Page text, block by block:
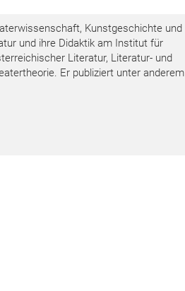
Kunstgeschichte und
und ihre Didaktik am Institut für
Literatur, Literatur- und
Er publiziert unter anderem